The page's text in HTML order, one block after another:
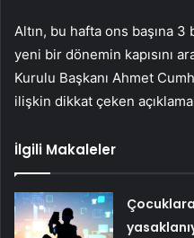
Altın, bu hafta ons başına
yeni bir dönemin kapısını
Kurulu Başkanı Ahmet
ilişkin dikkat çeken
İlgili Makaleler